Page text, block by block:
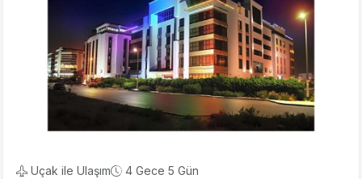
Uçak ile Ulaşım 4 Gece 5 Gün